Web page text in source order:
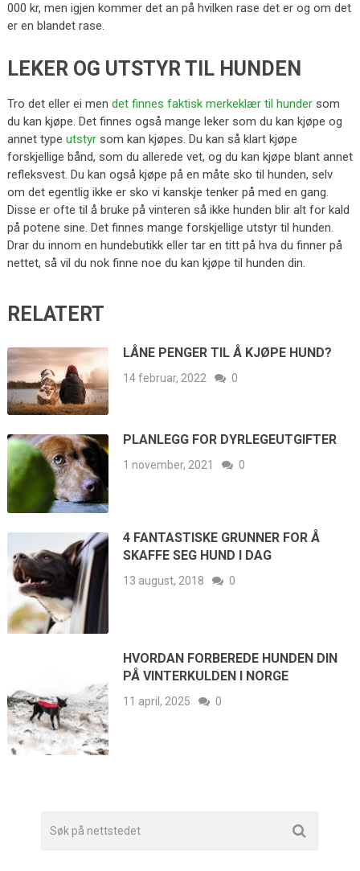
000 kr, men igjen kommer det an på hvilken rase det er og om det
er en blandet rase.
LEKER OG UTSTYR TIL HUNDEN
Tro det eller ei men det finnes faktisk merkeklær til hundersom
du kan kjøpe. Det finnes også mange leker som du kan kjøpe og
annet type utstyrsom kan kjøpes. Du kan så klart kjøpe
forskjellige bånd, som du allerede vet, og du kan kjøpe blant annet
refleksvest. Du kan også kjøpe på en måte sko til hunden, selv
om det egentlig ikke er sko vi kanskje tenker på med en gang.
Disse er ofte til å bruke på vinteren så ikke hunden blir alt for kald
på potene sine. Det finnes mange forskjellige utstyr til hunden.
Drar du innom en hundebutikk eller tar en titt på hva du finner på
nettet, så vil du nok finne noe du kan kjøpe til hunden din.
RELATERT
LÅNE PENGER TIL Å KJØPE HUND?
14 februar, 2022 0
PLANLEGG FOR DYRLEGEUTGIFTER
1 november, 2021 0
4 FANTASTISKE GRUNNER FOR Å
SKAFFE SEG HUND I DAG
13 august, 2018 0
HVORDAN FORBEREDE HUNDEN DIN
PÅ VINTERKULDEN I NORGE
11 april, 2025 0